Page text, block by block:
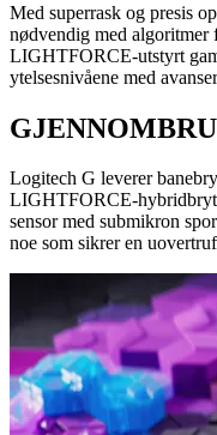
Med superrask og presis
nødvendig med
LIGHTFORCE-utstyrt
ytelsesnivåene med
Logitech G leverer
LIGHTFORCE-
sensor med submikron
noe som sikrer en